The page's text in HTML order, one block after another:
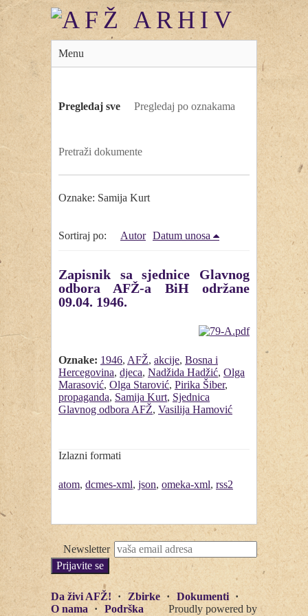
Menu
Pregledaj sve Pregledaj po oznakama
Pretraži dokumente
Oznake: Samija Kurt
Sortiraj po: Autor Datum unosa
Zapisnik sa sjednice Glavnog
odbora AFŽ-a BiH održane
09.04. 1946.
Oznake: 1946, AFŽ, akcije, Bosna i
Hercegovina, djeca, Nadžida Hadžić, Olga
Marasović, Olga Starović, Pirika Šiber,
propaganda, Samija Kurt, Sjednica
Glavnog odbora AFŽ, Vasilija Hamović
Izlazni formati
atom, dcmes-xml, json, omeka-xml, rss2
Newsletter
Da živi AFŽ! Zbirke
Dokumenti
O nama
Podrška
Proudly powered by